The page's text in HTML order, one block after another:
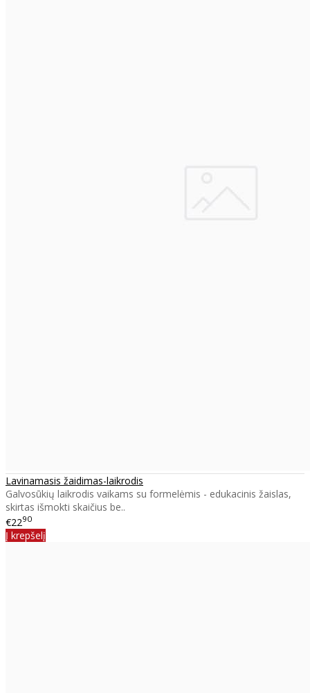
Lavinamasis žaidimas-laikrodis
Galvosūkių laikrodis vaikams su formelėmis - edukacinis žaislas,
skirtas išmokti skaičius be..
€2290
Į krepšelį